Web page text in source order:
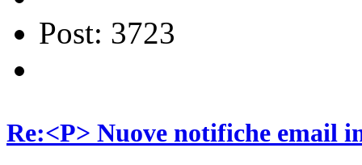
Post: 3723
Re:<P> Nuove notifiche email